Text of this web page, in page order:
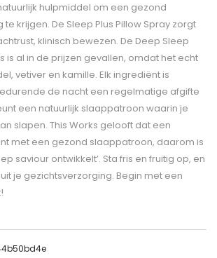
hulpmiddel om een gezond
krijgen. De Sleep Plus Pillow Spray zorgt
klinisch bewezen. De Deep Sleep
is al in de prijzen gevallen, omdat het echt
vetiver en kamille. Elk ingrediënt is
de nacht een regelmatige afgifte
een natuurlijk slaappatroon waarin je
slapen. This Works gelooft dat een
met een gezond slaappatroon, daarom is
saviour ontwikkelt’. Sta fris en fruitig op, en
je gezichtsverzorging. Begin met een